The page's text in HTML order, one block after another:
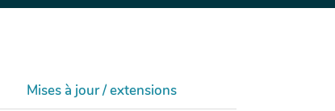
Mises à jour / extensions